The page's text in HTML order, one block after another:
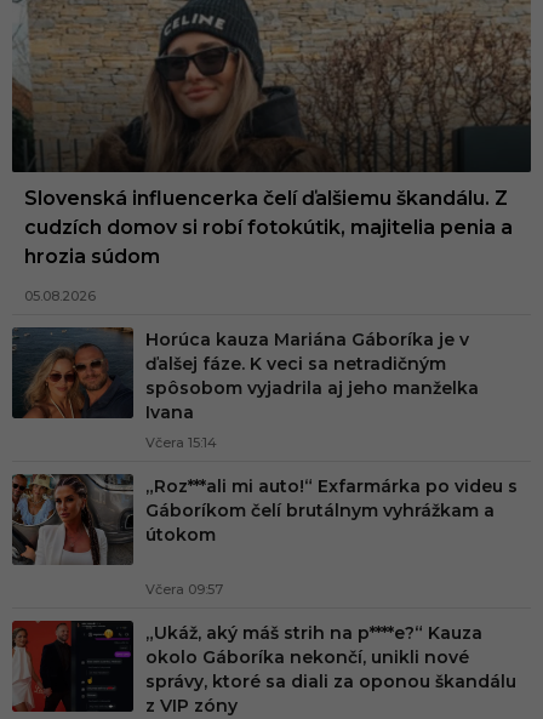
Slovenská influencerka čelí ďalšiemu škandálu. Z
cudzích domov si robí fotokútik, majitelia penia a
hrozia súdom
05.08.2026
Horúca kauza Mariána Gáboríka je v
ďalšej fáze. K veci sa netradičným
spôsobom vyjadrila aj jeho manželka
Ivana
Včera 15:14
„Roz***ali mi auto!“ Exfarmárka po videu s
Gáboríkom čelí brutálnym vyhrážkam a
útokom
Včera 09:57
„Ukáž, aký máš strih na p****e?“ Kauza
okolo Gáboríka nekončí, unikli nové
správy, ktoré sa diali za oponou škandálu
z VIP zóny